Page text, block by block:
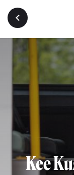
Direkt zum Inhalt
Kee